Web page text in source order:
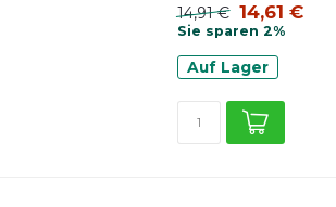
14,91 € 14,61 €
Sie sparen 2%
Auf Lager